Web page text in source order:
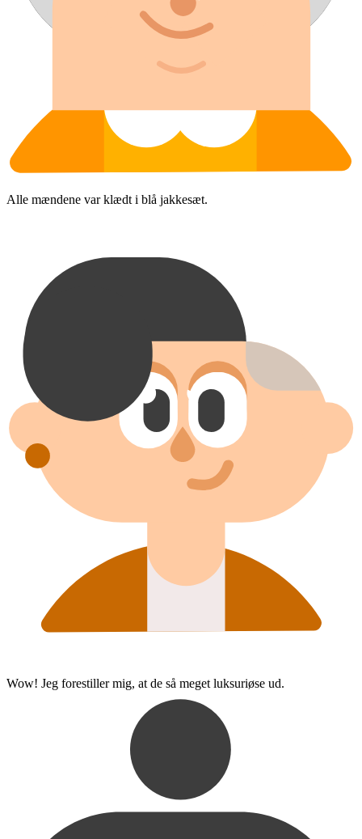
Alle mændene var klædt i blå jakkesæt.
Wow! Jeg forestiller mig, at de så meget luksuriøse ud.